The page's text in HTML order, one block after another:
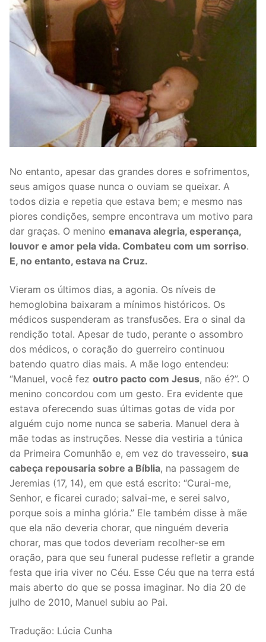
No entanto, apesar das grandes dores e sofrimentos,
seus amigos quase nunca o ouviam se queixar. A
todos dizia e repetia que estava bem; e mesmo nas
piores condições, sempre encontrava um motivo para
dar graças. O menino emanava alegria, esperança,
louvor e amor pela vida. Combateu com um sorriso.
E, no entanto, estava na Cruz.
Vieram os últimos dias, a agonia. Os níveis de
hemoglobina baixaram a mínimos históricos. Os
médicos suspenderam as transfusões. Era o sinal da
rendição total. Apesar de tudo, perante o assombro
dos médicos, o coração do guerreiro continuou
batendo quatro dias mais. A mãe logo entendeu:
“Manuel, você fez outro pacto com Jesus, não é?”. O
menino concordou com um gesto. Era evidente que
estava oferecendo suas últimas gotas de vida por
alguém cujo nome nunca se saberia. Manuel dera à
mãe todas as instruções. Nesse dia vestiria a túnica
da Primeira Comunhão e, em vez do travesseiro, sua
cabeça repousaria sobre a Bíblia, na passagem de
Jeremias (17, 14), em que está escrito: “Curai-me,
Senhor, e ficarei curado; salvai-me, e serei salvo,
porque sois a minha glória.” Ele também disse à mãe
que ela não deveria chorar, que ninguém deveria
chorar, mas que todos deveriam recolher-se em
oração, para que seu funeral pudesse refletir a grande
festa que iria viver no Céu. Esse Céu que na terra está
mais aberto do que se possa imaginar. No dia 20 de
julho de 2010, Manuel subiu ao Pai.
Tradução: Lúcia Cunha